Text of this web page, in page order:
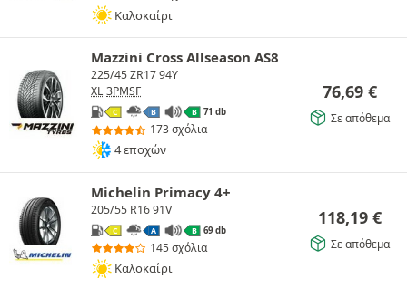
Καλοκαίρι
Mazzini Cross Allseason AS8
225/45 ZR17 94Y
XL 3PMSF
C B B 71 db
173 σχόλια
4 εποχών
76,69 €
Σε απόθεμα
Michelin Primacy 4+
205/55 R16 91V
C A B 69 db
145 σχόλια
Καλοκαίρι
118,19 €
Σε απόθεμα